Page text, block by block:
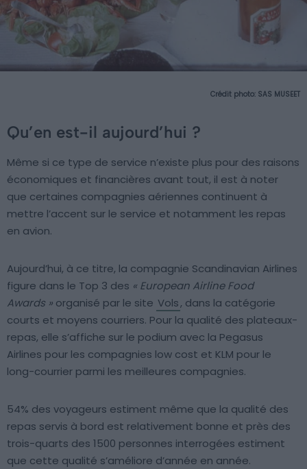
Crédit photo: SAS MUSEET
Qu’en est-il aujourd’hui ?
Même si ce type de service n’existe plus pour des raisons
économiques et financières avant tout, il est à noter
que certaines compagnies aériennes continuent à
mettre l’accent sur le service et notamment les repas
en avion.
Aujourd’hui, à ce titre, la compagnie Scandinavian Airlines
figure dans le Top 3 des « European Airline Food
Awards » organisé par le site Vols, dans la catégorie
courts et moyens courriers. Pour la qualité des plateaux-
repas, elle s’affiche sur le podium avec la Pegasus
Airlines pour les compagnies low cost et KLM pour le
long-courrier parmi les meilleures compagnies.
54% des voyageurs estiment même que la qualité des
repas servis à bord est relativement bonne et près des
trois-quarts des 1500 personnes interrogées estiment
que cette qualité s’améliore d’année en année.